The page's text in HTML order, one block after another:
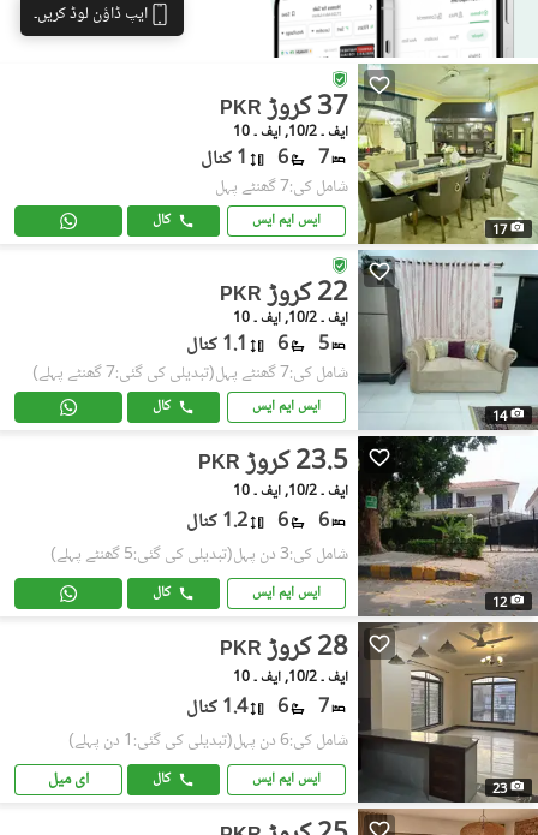
ایپ ڈاؤن لوڈ کریں۔
17
PKR 37 کروڑ
ایف ۔ 10/2, ایف ۔ 10
7
6 1 کنال
شامل کی:7 گھنٹے پہل
ایس ایم ایس کال
14
PKR 22 کروڑ
ایف ۔ 10/2, ایف ۔ 10
5
6 1.1 کنال
شامل کی:7 گھنٹے پہل (تبدیلی کی گئی:7 گھنٹے پہلے)
ایس ایم ایس کال
12
PKR 23.5 کروڑ
ایف ۔ 10/2, ایف ۔ 10
6
6 1.2 کنال
شامل کی:3 دن پہل (تبدیلی کی گئی:5 گھنٹے پہلے)
ایس ایم ایس کال
23
PKR 28 کروڑ
ایف ۔ 10/2, ایف ۔ 10
7
6 1.4 کنال
شامل کی:6 دن پہل (تبدیلی کی گئی:1 دن پہلے)
ایس ایم ایس کال ای میل